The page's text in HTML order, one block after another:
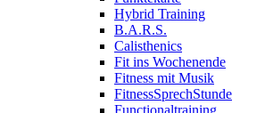
Hybrid Training
B.A.R.S.
Calisthenics
Fit ins Wochenende
Fitness mit Musik
FitnessSprechStunde
Functionaltraining